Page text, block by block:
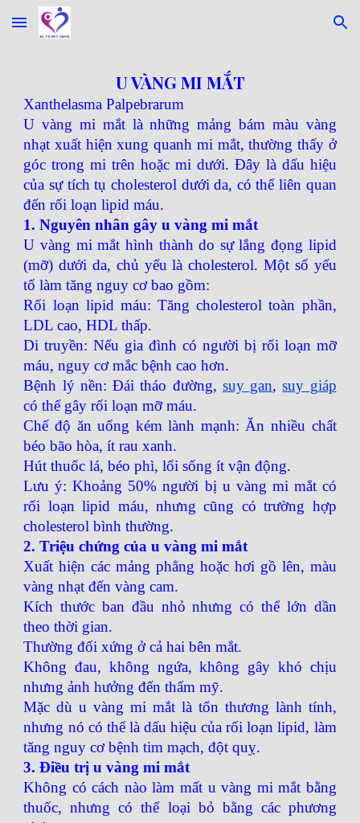
Skip to main content Skip to navigation
U VÀNG MI MẮT
Xanthelasma Palpebrarum
U vàng mi mắt là những mảng bám màu vàng
nhạt xuất hiện xung quanh mi mắt, thường thấy ở
góc trong mi trên hoặc mi dưới. Đây là dấu hiệu
của sự tích tụ cholesterol dưới da, có thể liên quan
đến rối loạn lipid máu.
1. Nguyên nhân gây u vàng mi mắt
U vàng mi mắt hình thành do sự lắng đọng lipid
(mỡ) dưới da, chủ yếu là cholesterol. Một số yếu
tố làm tăng nguy cơ bao gồm:
Rối loạn lipid máu: Tăng cholesterol toàn phần,
LDL cao, HDL thấp.
Di truyền: Nếu gia đình có người bị rối loạn mỡ
máu, nguy cơ mắc bệnh cao hơn.
Bệnh lý nền: Đái tháo đường, suy gan,suy giáp
có thể gây rối loạn mỡ máu.
Chế độ ăn uống kém lành mạnh: Ăn nhiều chất
béo bão hòa, ít rau xanh.
Hút thuốc lá, béo phì, lối sống ít vận động.
Lưu ý: Khoảng 50% người bị u vàng mi mắt có
rối loạn lipid máu, nhưng cũng có trường hợp
cholesterol bình thường.
2. Triệu chứng của u vàng mi mắt
Xuất hiện các mảng phẳng hoặc hơi gồ lên, màu
vàng nhạt đến vàng cam.
Kích thước ban đầu nhỏ nhưng có thể lớn dần
theo thời gian.
Thường đối xứng ở cả hai bên mắt.
Không đau, không ngứa, không gây khó chịu
nhưng ảnh hưởng đến thẩm mỹ.
Mặc dù u vàng mi mắt là tổn thương lành tính,
nhưng nó có thể là dấu hiệu của rối loạn lipid, làm
tăng nguy cơ bệnh tim mạch, đột quỵ.
3. Điều trị u vàng mi mắt
Không có cách nào làm mất u vàng mi mắt bằng
thuốc, nhưng có thể loại bỏ bằng các phương